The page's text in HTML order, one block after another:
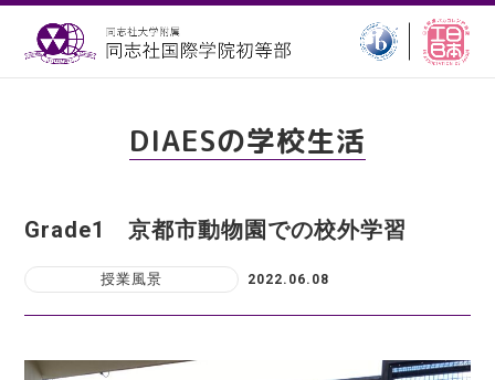
DIAESの学校生活
Grade1 京都市動物園での校外学習
授業風景 2022.06.08